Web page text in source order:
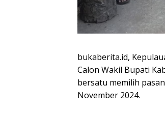
bukaberita.id,
Calon Wakil Bupati
bersatu memilih
November 2024.